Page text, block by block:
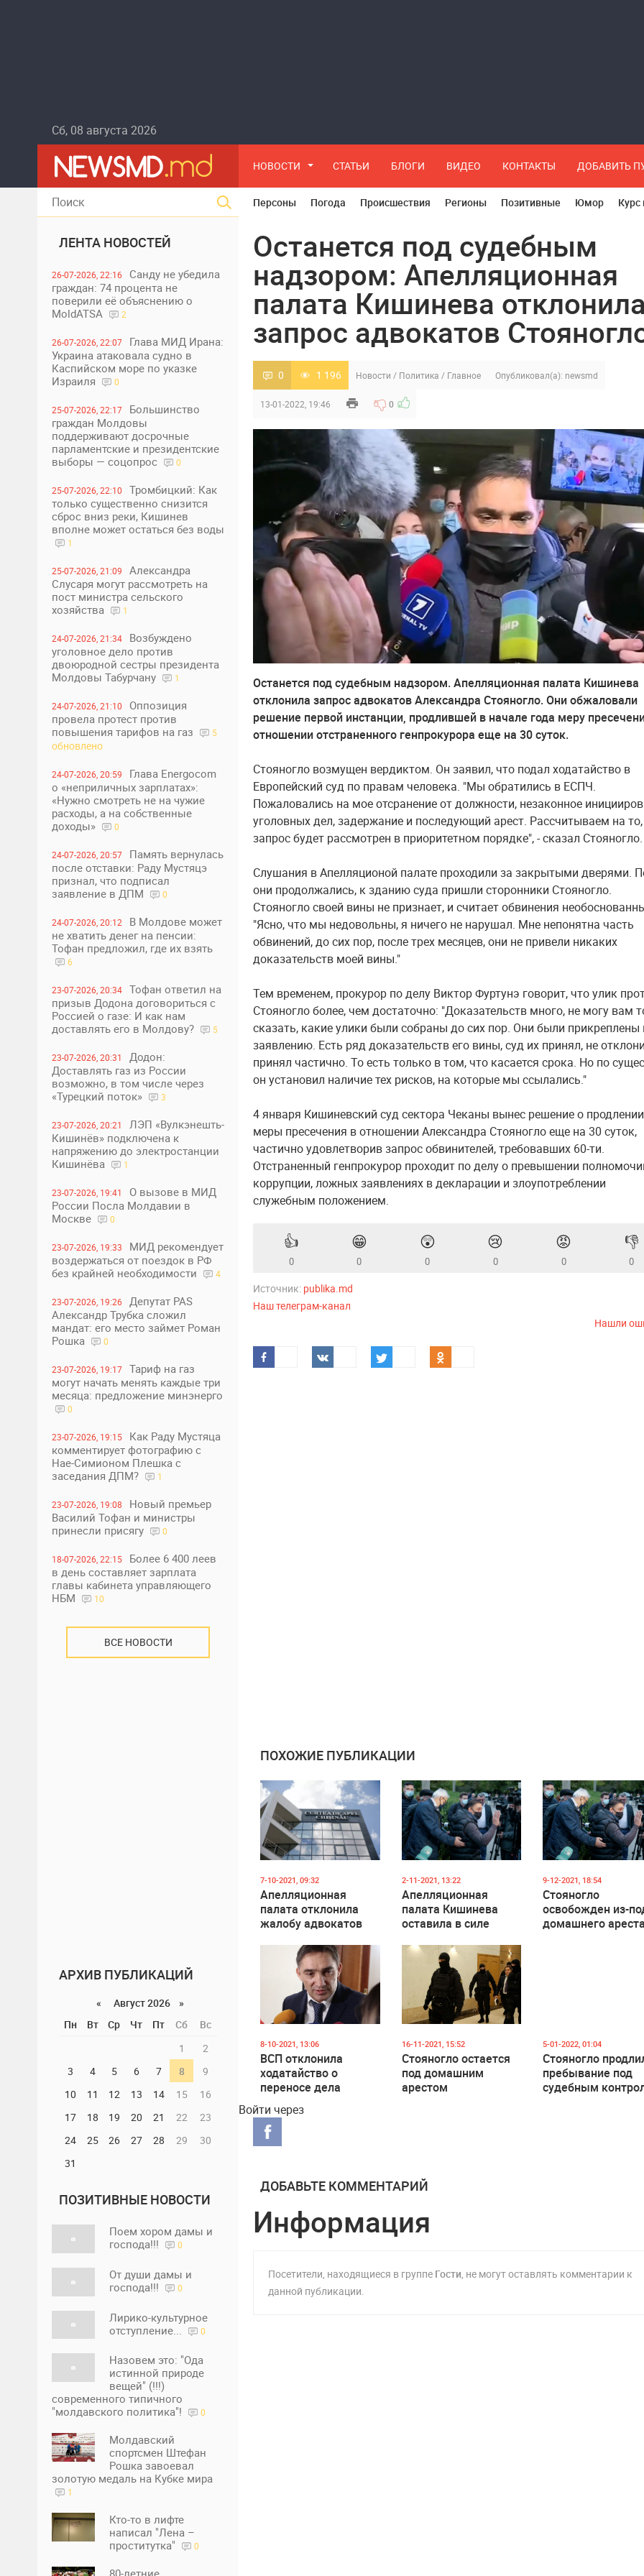
Сб, 08 августа 2026
НОВОСТИ СТАТЬИ БЛОГИ ВИДЕО КОНТАКТЫ ДОБАВИТЬ
ЛЕНТА НОВОСТЕЙ
26-07-2026, 22:16
Санду не убедила
граждан: 74 процента не
поверили её объяснению о
MoldATSA
2
26-07-2026, 22:07
Глава МИД Ирана:
Украина атаковала судно в
Каспийском море по указке
Израиля
0
25-07-2026, 22:17
Большинство
граждан Молдовы
поддерживают досрочные
парламентские и президентские
выборы — соцопрос
0
25-07-2026, 22:10
Тромбицкий: Как
только существенно снизится
сброс вниз реки, Кишинев
вполне может остаться без воды
1
25-07-2026, 21:09
Александра
Слусаря могут рассмотреть на
пост министра сельского
хозяйства
1
24-07-2026, 21:34
Возбуждено
уголовное дело против
двоюродной сестры президента
Молдовы Табурчану
1
24-07-2026, 21:10
Оппозиция
провела протест против
повышения тарифов на газ
5
обновлено
24-07-2026, 20:59
Глава Energocom
о «неприличных зарплатах»:
«Нужно смотреть не на чужие
расходы, а на собственные
доходы»
0
24-07-2026, 20:57
Память вернулась
после отставки: Раду Мустяцэ
признал, что подписал
заявление в ДПМ
0
24-07-2026, 20:12
В Молдове может
не хватить денег на пенсии:
Тофан предложил, где их взять
6
23-07-2026, 20:34
Тофан ответил на
призыв Додона договориться с
Россией о газе: И как нам
доставлять его в Молдову?
5
23-07-2026, 20:31
Додон:
Доставлять газ из России
возможно, в том числе через
«Турецкий поток»
3
23-07-2026, 20:21
ЛЭП «Вулкэнешть-
Кишинёв» подключена к
напряжению до электростанции
Кишинёва
1
23-07-2026, 19:41
О вызове в МИД
России Посла Молдавии в
Москве
0
23-07-2026, 19:33
МИД рекомендует
воздержаться от поездок в РФ
без крайней необходимости
4
23-07-2026, 19:26
Депутат PAS
Александр Трубка сложил
мандат: его место займет Роман
Рошка
0
23-07-2026, 19:17
Тариф на газ
могут начать менять каждые три
месяца: предложение минэнерго
0
23-07-2026, 19:15
Как Раду Мустяца
комментирует фотографию с
Нае-Симионом Плешка с
заседания ДПМ?
1
23-07-2026, 19:08
Новый премьер
Василий Тофан и министры
принесли присягу
0
18-07-2026, 22:15
Более 6 400 леев
в день составляет зарплата
главы кабинета управляющего
НБМ
10
ВСЕ НОВОСТИ
АРХИВ ПУБЛИКАЦИЙ
«
Август 2026 »
Пн
Вт Ср Чт Пт Сб
Вс
1
2
3
4 5 6 7 8
9
10
11 12 13 14 15
16
17
18 19 20 21 22
23
24
25 26 27 28 29
30
31
ПОЗИТИВНЫЕ НОВОСТИ
Поем хором дамы и
господа!!!
0
От души дамы и
господа!!!
0
Лирико-культурное
отступление...
0
Назовем это: "Ода
истинной природе
вещей" (!!!)
современного типичного
"молдавского политика"!
0
Молдавский
спортсмен Штефан
Рошка завоевал
золотую медаль на Кубке мира
1
Кто-то в лифте
написал "Лена –
проститутка"
0
Персоны Погода Происшествия Регионы Позитивные Юмор
Останется под судебным
надзором: Апелляционная
палата Кишинева
запрос адвокатов
0 1 196 Новости / Политика / Главное Опубликовал(а): newsmd
13-01-2022, 19:46 0
Останется под судебным надзором. Апелляционная палата Кишинева
отклонила запрос адвокатов Александра Стояногло. Они обжаловали
решение первой инстанции, продлившей в начале года меру
отношении отстраненного генпрокурора еще на 30 суток.
Стояногло возмущен вердиктом. Он заявил, что подал ходатайство в
Европейский суд по правам человека. "Мы обратились в ЕСПЧ.
Пожаловались на мое отсранение от должности, незаконное
уголовных дел, задержание и последующий арест. Рассчитываем на
запрос будет рассмотрен в приоритетном порядке", - сказал Стояногло.
Слушания в Апелляционой палате проходили за закрытыми дверями.
они продолжались, к зданию суда пришли сторонники Стояногло.
Стояногло своей вины не признает, и считает обвинения
"Ясно, что мы недовольны, я ничего не нарушал. Мне непонятна часть
обвинений, до сих пор, после трех месяцев, они не привели никаких
доказательств моей вины."
Тем временем, прокурор по делу Виктор Фуртунэ говорит, что улик
Стояногло более, чем достаточно: "Доказательств много, не могу вам
сказать, какие улики были собраны до сих пор. Они были прикреплены
заявлению. Есть ряд доказательств его вины, суд их принял, не
принял частично. То есть только в том, что касается срока. Но по
он установил наличие тех рисков, на которые мы ссылались."
4 января Кишиневский суд сектора Чеканы вынес решение о продлении
меры пресечения в отношении Александра Стояногло еще на 30 суток,
частично удовлетворив запрос обвинителей, требовавших 60-ти.
Отстраненный генпрокурор проходит по делу о превышении
коррупции, ложных заявлениях в декларации и злоупотреблении
служебным положением.
👍
0
😁
0
😲
0
😢
0
😡
0
👎
0
Источник: publika.md
Наш телеграм-канал
Нашли
ПОХОЖИЕ ПУБЛИКАЦИИ
7-10-2021, 09:32
Апелляционная
палата отклонила
жалобу адвокатов
2-11-2021, 13:22
Апелляционная
палата Кишинева
оставила в силе
отстранении
Стояногло
9-12-2021, 18:54
Стояногло
освобожден из-
домашнего
8-10-2021, 13:06
ВСП отклонила
ходатайство о
переносе дела
суд
16-11-2021, 15:52
Стояногло остается
под домашним
арестом
5-01-2022, 01:04
Стояногло
пребывание под
судебным
Войти через
ДОБАВЬТЕ КОММЕНТАРИЙ
Информация
Посетители, находящиеся в группе Гости, не могут оставлять комментарии к
данной публикации.